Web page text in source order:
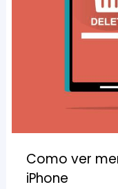
Como ver
iPhone